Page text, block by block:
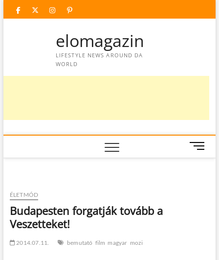
facebooktwitter
instagram
googleplus
pinterest
elomagazin
LIFESTYLE NEWS AROUND DA
WORLD
M
e
ÉLETMÓD
Budapesten forgatják tovább a
Veszetteket!
2014.07.11. bemutató film magyar mozi